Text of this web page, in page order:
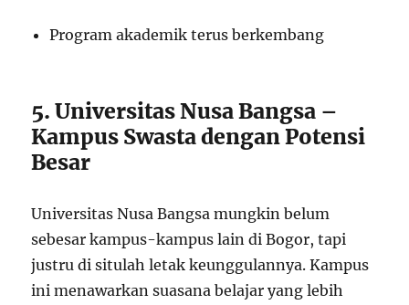
Program akademik terus berkembang
5. Universitas Nusa Bangsa –
Kampus Swasta dengan Potensi
Besar
Universitas Nusa Bangsa mungkin belum
sebesar kampus-kampus lain di Bogor, tapi
justru di situlah letak keunggulannya. Kampus
ini menawarkan suasana belajar yang lebih